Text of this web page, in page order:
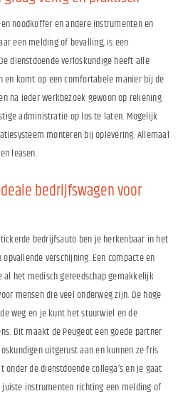
noodkoffer en andere instrumenten en
een melding of bevalling, is een
dienstdoende verloskundige heeft alle
en komt op een comfortabele manier bij de
na ieder werkbezoek gewoon op rekening
administratie op los te laten. Mogelijk
monteren bij oplevering. Allemaal
leasen.
bedrijfswagen voor
bedrijfsauto ben je herkenbaar in het
verschijning. Een compacte en
het medisch gereedschap gemakkelijk
mensen die veel onderweg zijn. De hoge
weg en je kunt het stuurwiel en de
Dit maakt de Peugeot een goede partner
uitgerust aan en kunnen ze fris
de dienstdoende collega’s en je gaat
instrumenten richting een melding of